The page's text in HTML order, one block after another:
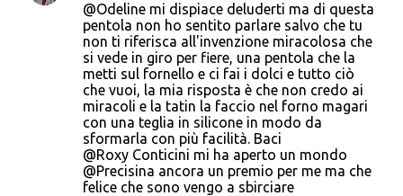
@Odeline mi dispiace deluderti ma di questa
pentola non ho sentito parlare salvo che tu
non ti riferisca all'invenzione miracolosa che
si vede in giro per fiere, una pentola che la
metti sul fornello e ci fai i dolci e tutto ciò
che vuoi, la mia risposta è che non credo ai
miracoli e la tatin la faccio nel forno magari
con una teglia in silicone in modo da
sformarla con più facilità. Baci
@Roxy Conticini mi ha aperto un mondo
@Precisina ancora un premio per me ma che
felice che sono vengo a sbirciare